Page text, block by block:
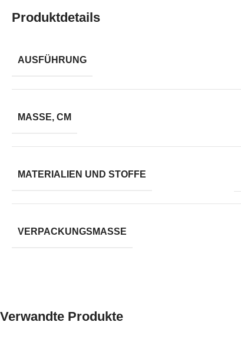
Produktdetails
AUSFÜHRUNG
MASSE, CM
MATERIALIEN UND STOFFE
VERPACKUNGSMASSE
Verwandte Produkte